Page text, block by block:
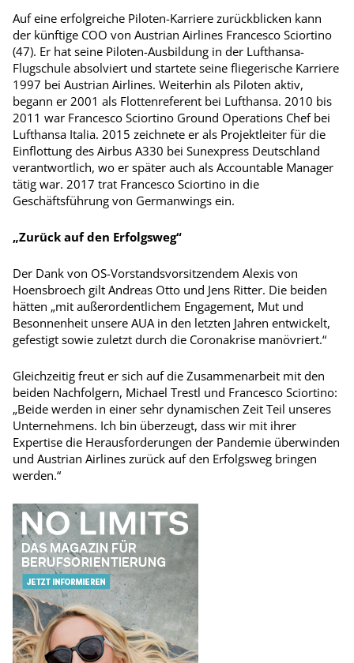
Auf eine erfolgreiche Piloten-Karriere zurückblicken kann
der künftige COO von Austrian Airlines Francesco Sciortino
(47). Er hat seine Piloten-Ausbildung in der Lufthansa-
Flugschule absolviert und startete seine fliegerische Karriere
1997 bei Austrian Airlines. Weiterhin als Piloten aktiv,
begann er 2001 als Flottenreferent bei Lufthansa. 2010 bis
2011 war Francesco Sciortino Ground Operations Chef bei
Lufthansa Italia. 2015 zeichnete er als Projektleiter für die
Einflottung des Airbus A330 bei Sunexpress Deutschland
verantwortlich, wo er später auch als Accountable Manager
tätig war. 2017 trat Francesco Sciortino in die
Geschäftsführung von Germanwings ein.
„Zurück auf den Erfolgsweg“
Der Dank von OS-Vorstandsvorsitzendem Alexis von
Hoensbroech gilt Andreas Otto und Jens Ritter. Die beiden
hätten „mit außerordentlichem Engagement, Mut und
Besonnenheit unsere AUA in den letzten Jahren entwickelt,
gefestigt sowie zuletzt durch die Coronakrise manövriert.“
Gleichzeitig freut er sich auf die Zusammenarbeit mit den
beiden Nachfolgern, Michael Trestl und Francesco Sciortino:
„Beide werden in einer sehr dynamischen Zeit Teil unseres
Unternehmens. Ich bin überzeugt, dass wir mit ihrer
Expertise die Herausforderungen der Pandemie überwinden
und Austrian Airlines zurück auf den Erfolgsweg bringen
werden.“